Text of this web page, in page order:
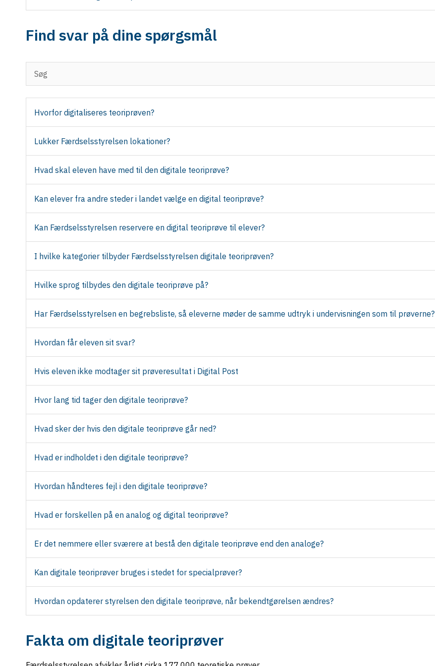
Find svar på dine spørgsmål
Hvorfor digitaliseres teoriprøven?
Lukker Færdselsstyrelsen lokationer?
Hvad skal eleven have med til den digitale teoriprøve?
Kan elever fra andre steder i landet vælge en digital teoriprøve?
Kan Færdselsstyrelsen reservere en digital teoriprøve til elever?
I hvilke kategorier tilbyder Færdselsstyrelsen digitale teoriprøven?
Hvilke sprog tilbydes den digitale teoriprøve på?
Har Færdselsstyrelsen en begrebsliste, så eleverne møder de samme udtryk i undervisningen som til prøverne?
Hvordan får eleven sit svar?
Hvis eleven ikke modtager sit prøveresultat i Digital Post
Hvor lang tid tager den digitale teoriprøve?
Hvad sker der hvis den digitale teoriprøve går ned?
Hvad er indholdet i den digitale teoriprøve?
Hvordan håndteres fejl i den digitale teoriprøve?
Hvad er forskellen på en analog og digital teoriprøve?
Er det nemmere eller sværere at bestå den digitale teoriprøve end den analoge?
Kan digitale teoriprøver bruges i stedet for specialprøver?
Hvordan opdaterer styrelsen den digitale teoriprøve, når bekendtgørelsen ændres?
Fakta om digitale teoriprøver